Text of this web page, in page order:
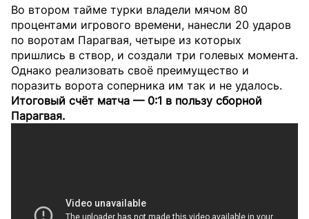
Во втором тайме турки владели мячом 80
процентами игрового времени, нанесли 20 ударов
по воротам Парагвая, четыре из которых
пришлись в створ, и создали три голевых момента.
Однако реализовать своё преимущество и
поразить ворота соперника им так и не удалось.
Итоговый счёт матча — 0:1 в пользу сборной
Парагвая.